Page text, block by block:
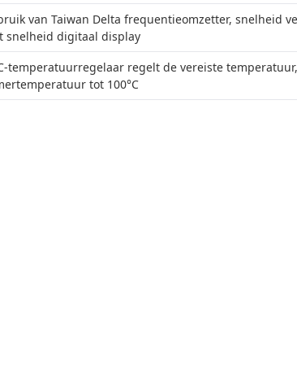
van Taiwan Delta frequentieomzetter, snelheid
snelheid digitaal display
temperatuurregelaar regelt de vereiste
tot 100°C